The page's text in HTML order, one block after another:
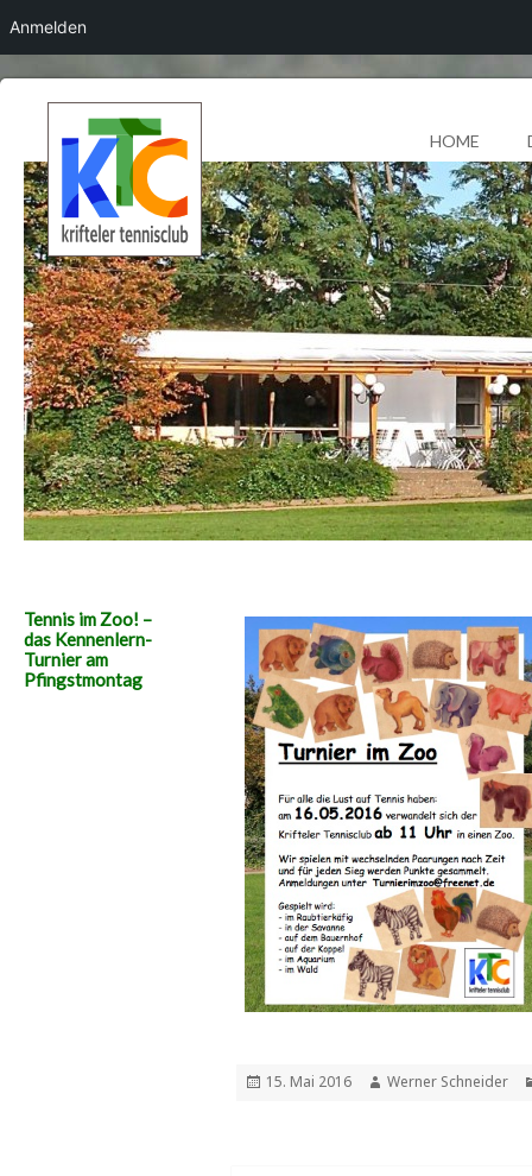
HOME
Tennis im Zoo! –
das Kennenlern-
Turnier am
Pfingstmontag
Veröffentlicht
15. Mai 2016 Autor
Werner Schneider
Anmelden